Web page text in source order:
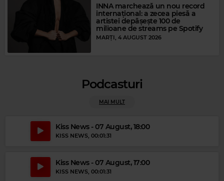
Magic Party Mix
MAGIC PARTY MIX–MAGIC PARTY MIX
INNA marchează un nou record
internațional: a zecea piesă a
artistei depășește 100 de
milioane de streams pe Spotify
MARȚI, 4 AUGUST 2026
Podcasturi
MAI MULT
Kiss News - 07 August, 18:00
KISS NEWS, 00:01:31
Kiss News - 07 August, 17:00
KISS NEWS, 00:01:31